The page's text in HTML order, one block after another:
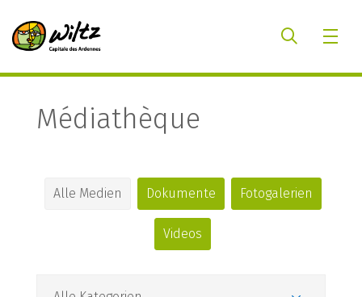
Médiathèque
Alle Medien Dokumente Fotogalerien
Videos